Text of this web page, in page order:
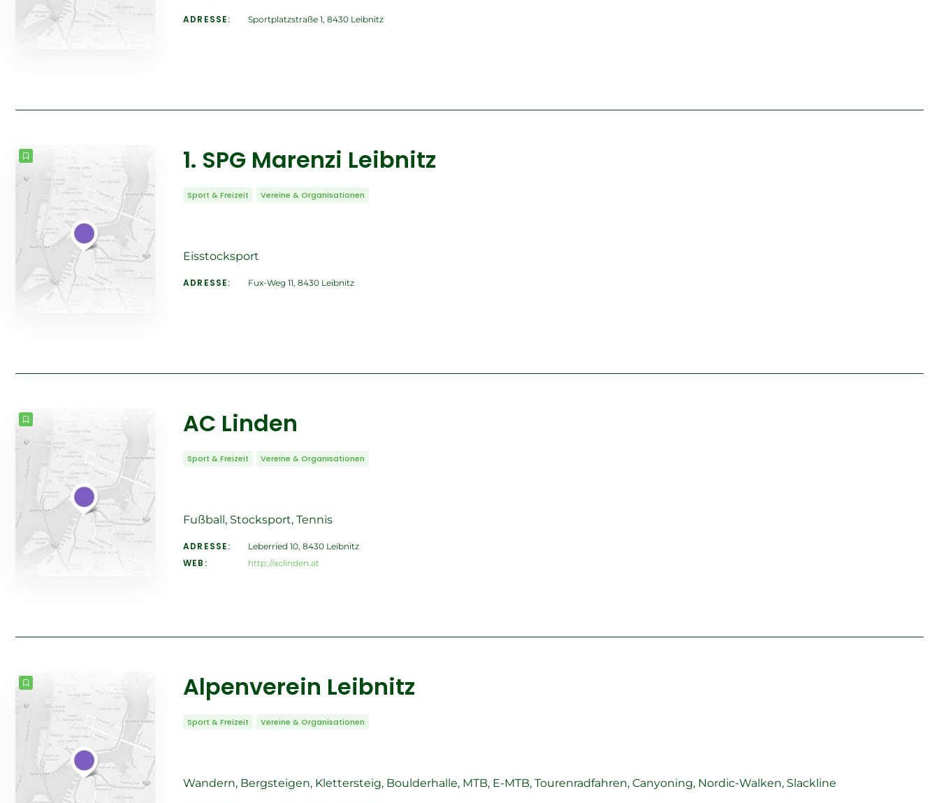
ADRESSE: Sportplatzstraße 1, 8430 Leibnitz
1. SPG Marenzi Leibnitz
Sport & Freizeit Vereine & Organisationen
Eisstocksport
ADRESSE: Fux-Weg 11, 8430 Leibnitz
AC Linden
Sport & Freizeit Vereine & Organisationen
Fußball, Stocksport, Tennis
ADRESSE: Leberried 10, 8430 Leibnitz
WEB: http://aclinden.at
Alpenverein Leibnitz
Sport & Freizeit Vereine & Organisationen
Wandern, Bergsteigen, Klettersteig, Boulderhalle, MTB, E-MTB, Tourenradfahren, Canyoning, Nordic-Walken, Slackline